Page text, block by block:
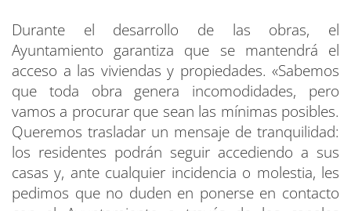
Durante el desarrollo de las obras, el
Ayuntamiento garantiza que se mantendrá el
acceso a las viviendas y propiedades. «Sabemos
que toda obra genera incomodidades, pero
vamos a procurar que sean las mínimas posibles.
Queremos trasladar un mensaje de tranquilidad:
los residentes podrán seguir accediendo a sus
casas y, ante cualquier incidencia o molestia, les
pedimos que no duden en ponerse en contacto